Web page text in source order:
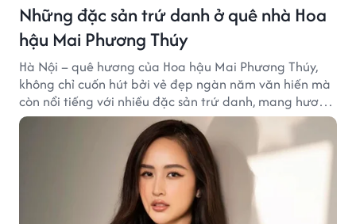
Những đặc sản trứ danh ở quê nhà Hoa
hậu Mai Phương Thúy
Hà Nội – quê hương của Hoa hậu Mai Phương Thúy,
không chỉ cuốn hút bởi vẻ đẹp ngàn năm văn hiến mà
còn nổi tiếng với nhiều đặc sản trứ danh, mang hương
vị tinh tế và đậm đà bản sắc đất kinh kỳ.